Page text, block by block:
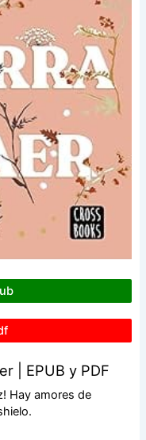
| EPUB y PDF
Hay amores de